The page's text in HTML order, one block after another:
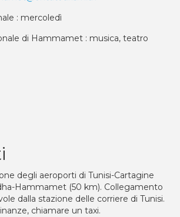
: mercoledì
di Hammamet : musica, teatro
degli aeroporti di Tunisi-Cartagine
Hammamet (50 km). Collegamento
dalla stazione delle corriere di Tunisi.
chiamare un taxi.